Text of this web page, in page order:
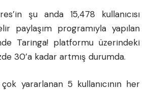
şu anda 15,478 kullanıcısı
paylaşım programıyla yapılan
Taringa! platformu üzerindeki
30’a kadar artmış durumda.
yararlanan 5 kullanıcının her